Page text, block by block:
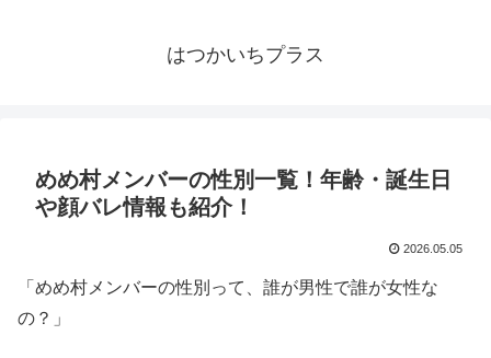
はつかいちプラス
めめ村メンバーの性別一覧！年齢・誕生日
や顔バレ情報も紹介！
2026.05.05
「めめ村メンバーの性別って、誰が男性で誰が女性な
の？」